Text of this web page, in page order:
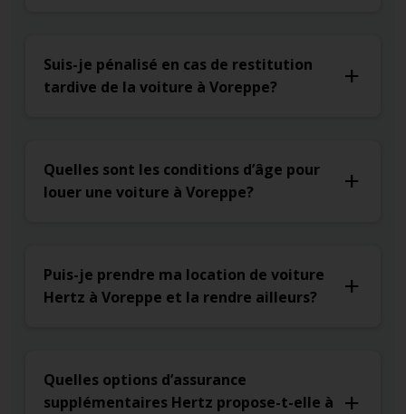
Suis-je pénalisé en cas de restitution
tardive de la voiture à Voreppe?
Quelles sont les conditions d’âge pour
louer une voiture à Voreppe?
Puis-je prendre ma location de voiture
Hertz à Voreppe et la rendre ailleurs?
Quelles options d’assurance
supplémentaires Hertz propose-t-elle à